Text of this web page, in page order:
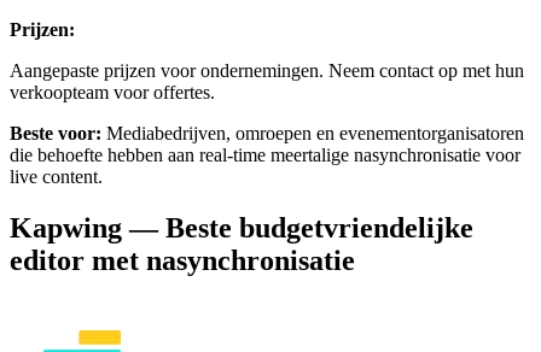
Prijzen:
Aangepaste prijzen voor ondernemingen. Neem contact op met hun
verkoopteam voor offertes.
Beste voor: Mediabedrijven, omroepen en evenementorganisatoren
die behoefte hebben aan real-time meertalige nasynchronisatie voor
live content.
Kapwing — Beste budgetvriendelijke
editor met nasynchronisatie